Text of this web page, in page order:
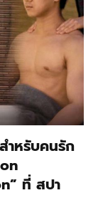
ำหรับคนรัก
ที่ สปา